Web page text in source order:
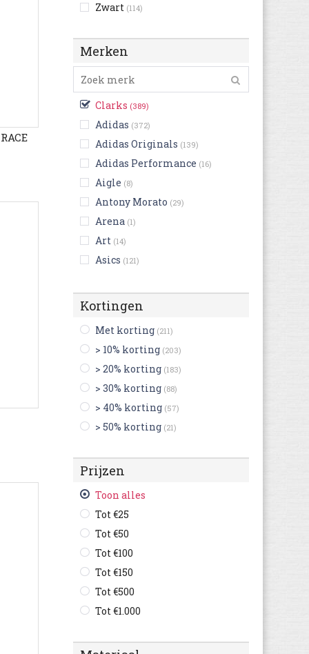
Zwart (114)
Merken
Clarks (389)
Adidas (372)
Adidas Originals (139)
Adidas Performance (16)
Aigle (8)
Antony Morato (29)
Arena (1)
Art (14)
Asics (121)
Bikkembergs
Björn Borg (3)
Blackstone (23)
British Knights (4)
Buffalo
Bugatti
Bullboxer (53)
Camel Active
Camper (181)
Caterpillar
Champion
Columbia
Converse
Cruyff (78)
Diadora (105)
Kortingen
Met korting (211)
> 10% korting (203)
> 20% korting (183)
> 30% korting (88)
> 40% korting (57)
> 50% korting (21)
Prijzen
Toon alles
Tot €25
Tot €50
Tot €100
Tot €150
Tot €500
Tot €1.000